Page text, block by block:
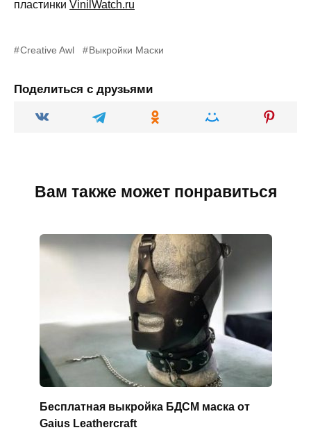
пластинки VinilWatch.ru
Creative Awl Выкройки Маски
Поделиться с друзьями
Вам также может понравиться
Бесплатная выкройка БДСМ маска от
Gaius Leathercraft